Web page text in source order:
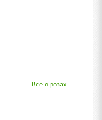
Все о розах